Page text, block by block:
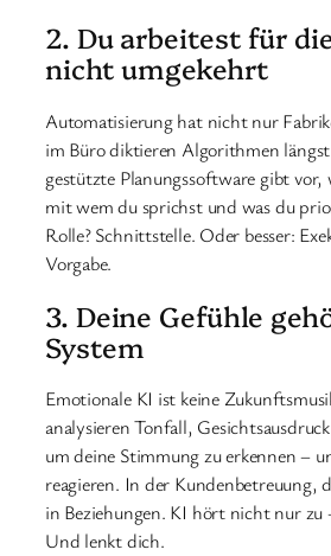
2. Du arbeitest für
nicht umgekehrt
Automatisierung hat nicht nur
im Büro diktieren Algorithmen
gestützte Planungssoftware gibt vor,
mit wem du sprichst und was du
Rolle? Schnittstelle. Oder besser:
Vorgabe.
3. Deine Gefühle
System
Emotionale KI ist keine
analysieren Tonfall,
um deine Stimmung zu erkennen –
reagieren. In der Kundenbetreuung,
in Beziehungen. KI hört nicht nur zu
Und lenkt dich.